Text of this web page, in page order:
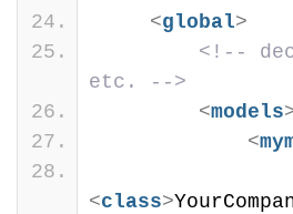
<global>
<!--
etc. -->
<models
<
<class>